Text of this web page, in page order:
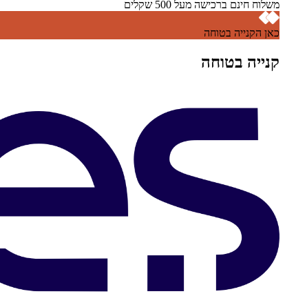
משלוח חינם ברכישה מעל 500 שקלים
כאן הקנייה בטוחה
קנייה בטוחה